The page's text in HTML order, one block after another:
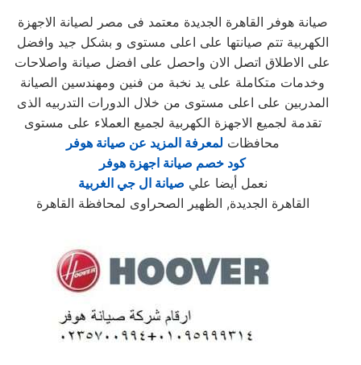
صيانة هوفر القاهرة الجديدة معتمد فى مصر لصيانة الاجهزة
الكهربية تتم صيانتها على اعلى مستوى و بشكل جيد وافضل
على الاطلاق اتصل الان واحصل على افضل صيانة واصلاحات
وخدمات متكاملة على يد نخبة من فنين ومهندسين الصيانة
المدربين على اعلى مستوى من خلال الدورات التدربيه الذى
تقدمة لجميع الاجهزة الكهربية لجميع العملاء على مستوى
محافظات لمعرفة المزيد عن صيانة هوفر
كود خصم صيانة اجهزة هوفر
نعمل أيضا علي صيانة ال جي الغربية
القاهرة الجديدة, الظهير الصحراوى لمحافظة القاهرة